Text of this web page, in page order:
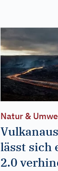
Natur &
lässt sich
2.0